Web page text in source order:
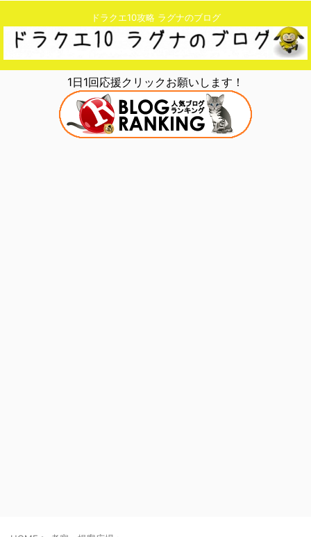
ドラクエ10攻略 ラグナのブログ
1日1回応援クリックお願いします！